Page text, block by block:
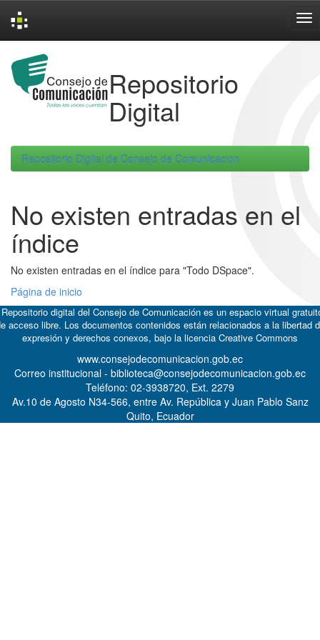
navigation
Repositorio
Digital
Repositorio Digital de Consejo de Comunicacion
No existen entradas en el
índice
No existen entradas en el índice para "Todo DSpace".
Página de inicio
digital del Consejo de Comunicación es un espacio virtual
acceso libre. Los documentos contenidos están relacionados a la libertad
expresión y derechos conexos, bajo la licencia Creative Commons
www.consejodecomunicacion.gob.ec
Correo institucional - biblioteca@consejodecomunicacion.gob.ec
Teléfono: 02-3938720, Ext. 2279
Av.10 de Agosto N34-566, entre Av. República y Juan Pablo Sanz
Quito, Ecuador